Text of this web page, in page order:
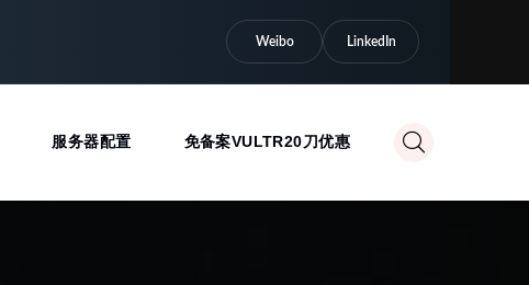
Weibo LinkedIn
服务器配置 免备案VULTR20刀优惠